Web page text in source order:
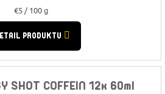
Jednotková
cena:
€5 / 100 g
PRODUKTU
SHOT COFFEIN 12x 60ml